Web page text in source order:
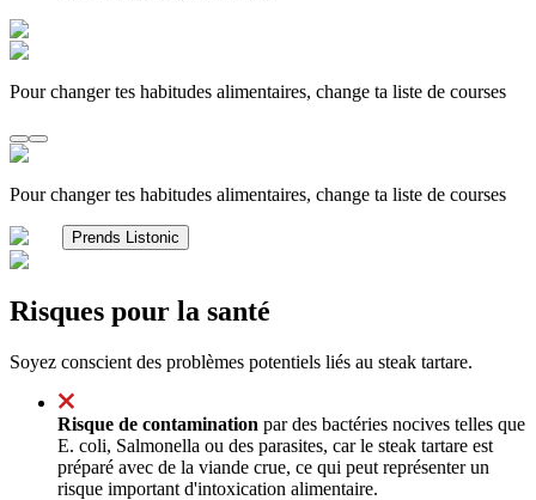
Pour changer tes habitudes alimentaires, change ta liste de courses
Pour changer tes habitudes alimentaires, change ta liste de courses
Prends Listonic
Risques pour la santé
Soyez conscient des problèmes potentiels liés au steak tartare.
Risque de contamination par des bactéries nocives telles que
E. coli, Salmonella ou des parasites, car le steak tartare est
préparé avec de la viande crue, ce qui peut représenter un
risque important d'intoxication alimentaire.